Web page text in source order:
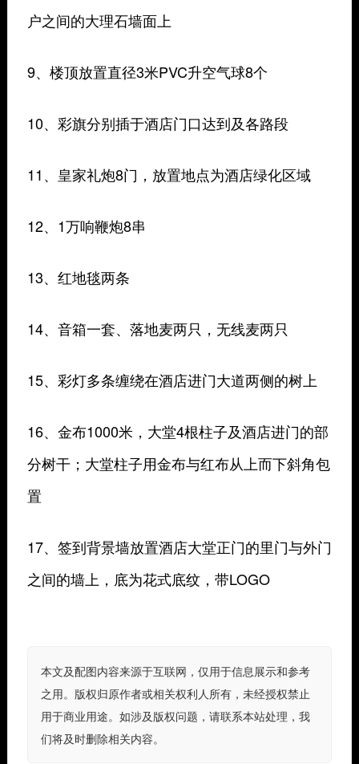
户之间的大理石墙面上
9、楼顶放置直径3米PVC升空气球8个
10、彩旗分别插于酒店门口达到及各路段
11、皇家礼炮8门，放置地点为酒店绿化区域
12、1万响鞭炮8串
13、红地毯两条
14、音箱一套、落地麦两只，无线麦两只
15、彩灯多条缠绕在酒店进门大道两侧的树上
16、金布1000米，大堂4根柱子及酒店进门的部
分树干；大堂柱子用金布与红布从上而下斜角包
置
17、签到背景墙放置酒店大堂正门的里门与外门
之间的墙上，底为花式底纹，带LOGO
本文及配图内容来源于互联网，仅用于信息展示和参考
之用。版权归原作者或相关权利人所有，未经授权禁止
用于商业用途。如涉及版权问题，请联系本站处理，我
们将及时删除相关内容。